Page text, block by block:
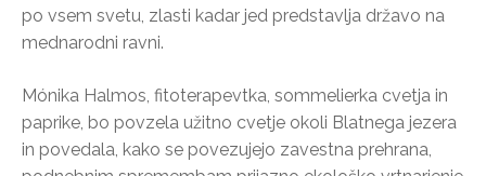
po vsem svetu, zlasti kadar jed predstavlja državo na
mednarodni ravni.
Mónika Halmos, fitoterapevtka, sommelierka cvetja in
paprike, bo povzela užitno cvetje okoli Blatnega jezera
in povedala, kako se povezujejo zavestna prehrana,